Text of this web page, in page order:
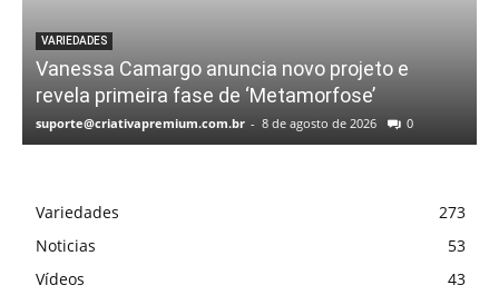
VARIEDADES
Vanessa Camargo anuncia novo projeto e
revela primeira fase de ‘Metamorfose’
suporte@criativapremium.com.br - 8 de agosto de 2026 0
Variedades
273
Noticias
53
Vídeos
43